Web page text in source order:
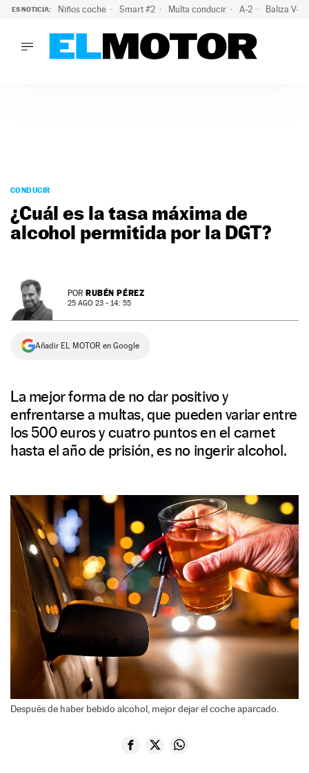
ES NOTICIA: Niños coche Smart #2 Multa conducir A-2 Baliza V-
PODCAST
MOTOS
TECNOLOGÍA
PREMIOS
SERVICIOS
CONDUCIR
¿Cuál es la tasa máxima de
alcohol permitida por la DGT?
POR RUBÉN PÉREZ
25 AGO 23 - 14: 55
Añadir EL MOTOR en Google
La mejor forma de no dar positivo y
enfrentarse a multas, que pueden variar entre
los 500 euros y cuatro puntos en el carnet
hasta el año de prisión, es no ingerir alcohol.
Después de haber bebido alcohol, mejor dejar el coche aparcado.